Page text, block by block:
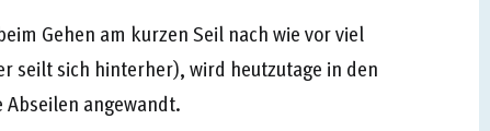
Gehen am kurzen Seil nach wie vor viel
seilt sich hinterher), wird heutzutage in den
angewandt.